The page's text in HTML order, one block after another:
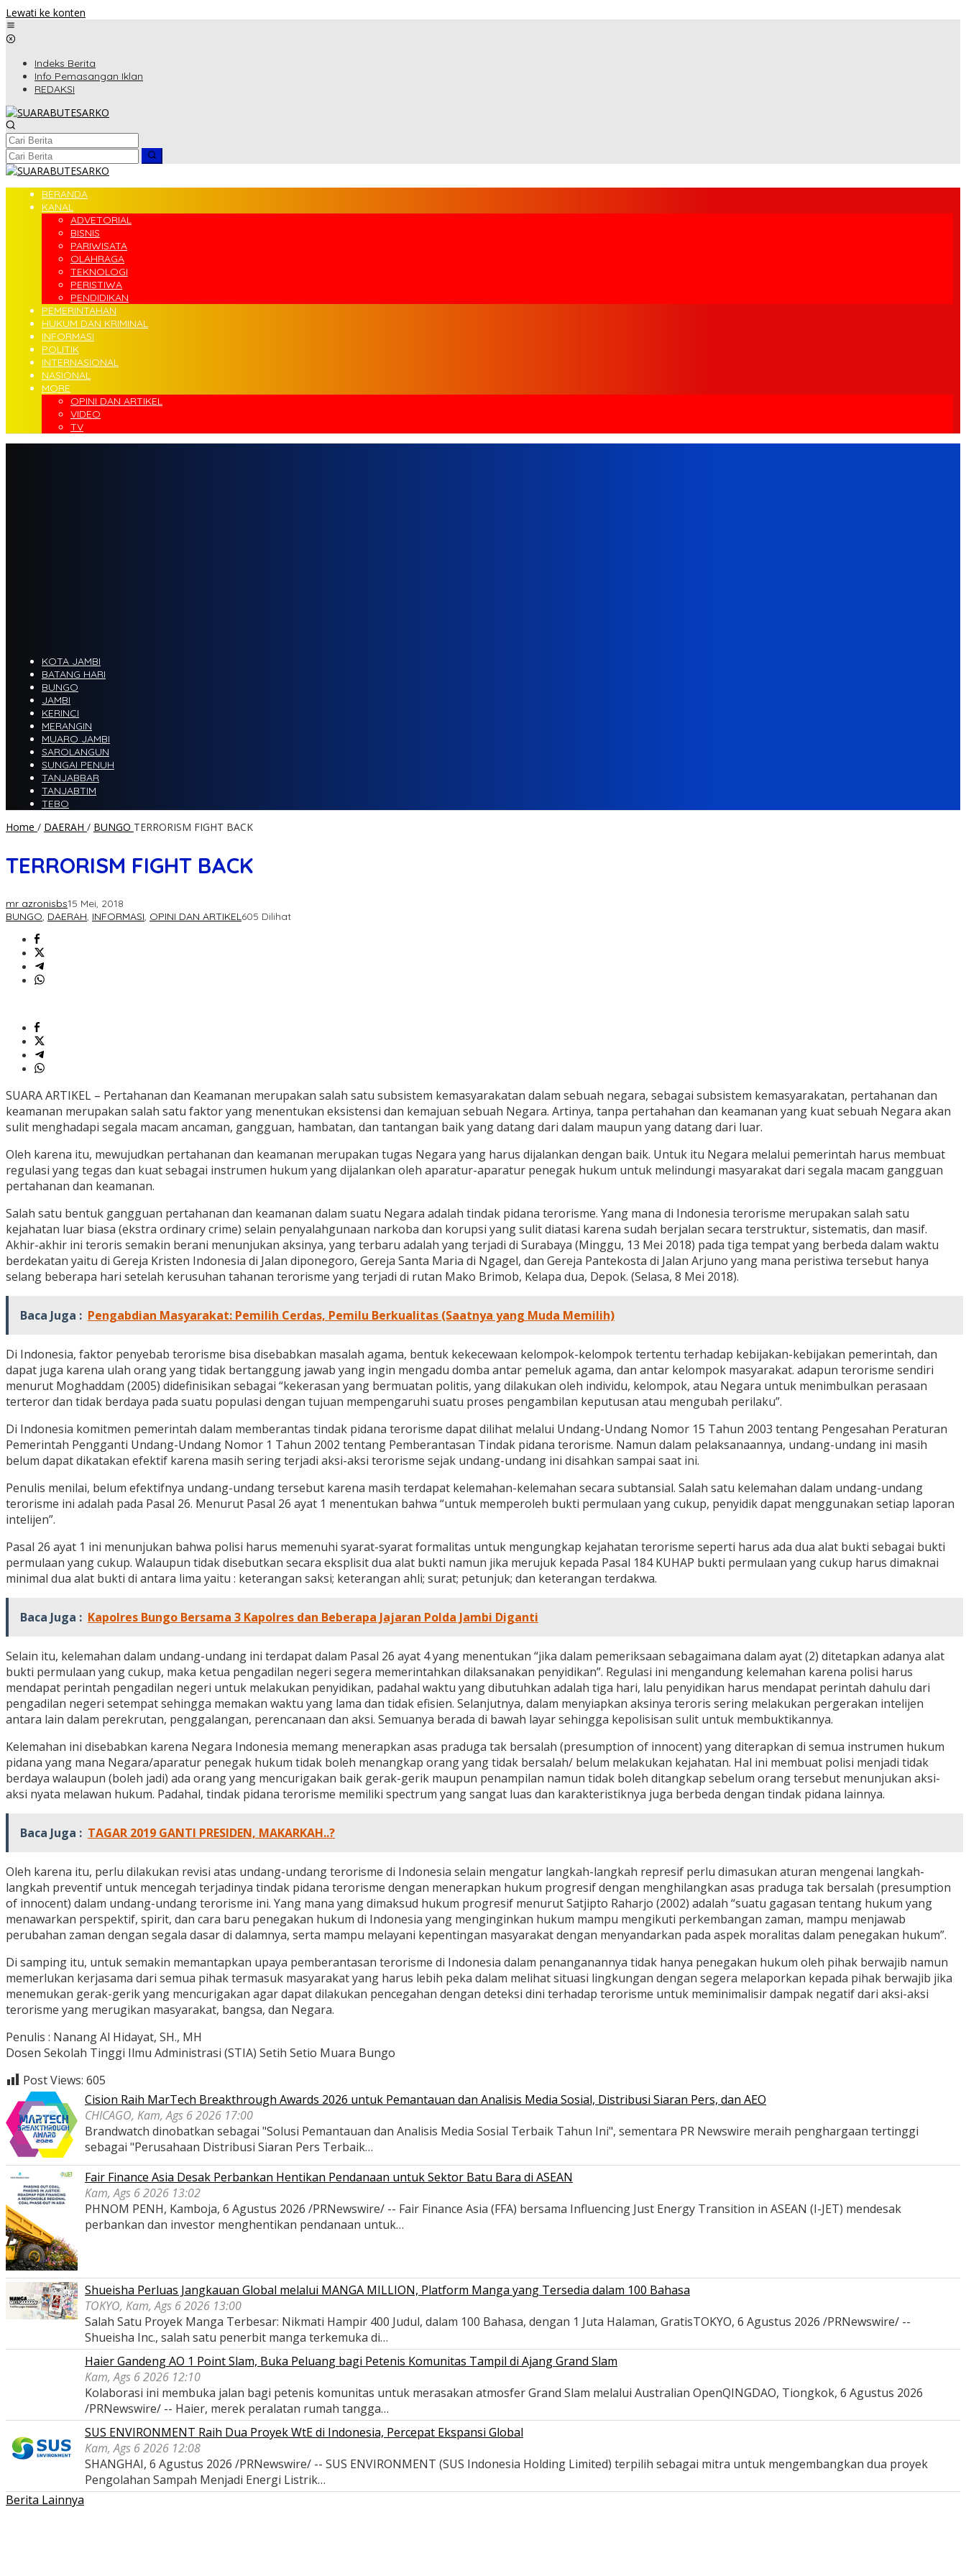
Lewati ke konten
Indeks Berita
Info Pemasangan Iklan
REDAKSI
BERANDA
KANAL
ADVETORIAL
BISNIS
PARIWISATA
OLAHRAGA
TEKNOLOGI
PERISTIWA
PENDIDIKAN
PEMERINTAHAN
HUKUM DAN KRIMINAL
INFORMASI
POLITIK
INTERNASIONAL
NASIONAL
MORE
OPINI DAN ARTIKEL
VIDEO
TV
KOTA JAMBI
BATANG HARI
BUNGO
JAMBI
KERINCI
MERANGIN
MUARO JAMBI
SAROLANGUN
SUNGAI PENUH
TANJABBAR
TANJABTIM
TEBO
Home / DAERAH / BUNGO TERRORISM FIGHT BACK
TERRORISM FIGHT BACK
mr azronisbs15 Mei, 2018
BUNGO, DAERAH, INFORMASI, OPINI DAN ARTIKEL605 Dilihat
SUARA ARTIKEL – Pertahanan dan Keamanan merupakan salah satu subsistem kemasyarakatan dalam sebuah negara, sebagai subsistem kemasyarakatan, pertahanan dan
keamanan merupakan salah satu faktor yang menentukan eksistensi dan kemajuan sebuah Negara. Artinya, tanpa pertahahan dan keamanan yang kuat sebuah Negara akan
sulit menghadapi segala macam ancaman, gangguan, hambatan, dan tantangan baik yang datang dari dalam maupun yang datang dari luar.
Oleh karena itu, mewujudkan pertahanan dan keamanan merupakan tugas Negara yang harus dijalankan dengan baik. Untuk itu Negara melalui pemerintah harus membuat
regulasi yang tegas dan kuat sebagai instrumen hukum yang dijalankan oleh aparatur-aparatur penegak hukum untuk melindungi masyarakat dari segala macam gangguan
pertahanan dan keamanan.
Salah satu bentuk gangguan pertahanan dan keamanan dalam suatu Negara adalah tindak pidana terorisme. Yang mana di Indonesia terorisme merupakan salah satu
kejahatan luar biasa (ekstra ordinary crime) selain penyalahgunaan narkoba dan korupsi yang sulit diatasi karena sudah berjalan secara terstruktur, sistematis, dan masif.
Akhir-akhir ini teroris semakin berani menunjukan aksinya, yang terbaru adalah yang terjadi di Surabaya (Minggu, 13 Mei 2018) pada tiga tempat yang berbeda dalam waktu
berdekatan yaitu di Gereja Kristen Indonesia di Jalan diponegoro, Gereja Santa Maria di Ngagel, dan Gereja Pantekosta di Jalan Arjuno yang mana peristiwa tersebut hanya
selang beberapa hari setelah kerusuhan tahanan terorisme yang terjadi di rutan Mako Brimob, Kelapa dua, Depok. (Selasa, 8 Mei 2018).
Baca Juga : Pengabdian Masyarakat: Pemilih Cerdas, Pemilu Berkualitas (Saatnya yang Muda Memilih)
Di Indonesia, faktor penyebab terorisme bisa disebabkan masalah agama, bentuk kekecewaan kelompok-kelompok tertentu terhadap kebijakan-kebijakan pemerintah, dan
dapat juga karena ulah orang yang tidak bertanggung jawab yang ingin mengadu domba antar pemeluk agama, dan antar kelompok masyarakat. adapun terorisme sendiri
menurut Moghaddam (2005) didefinisikan sebagai “kekerasan yang bermuatan politis, yang dilakukan oleh individu, kelompok, atau Negara untuk menimbulkan perasaan
terteror dan tidak berdaya pada suatu populasi dengan tujuan mempengaruhi suatu proses pengambilan keputusan atau mengubah perilaku”.
Di Indonesia komitmen pemerintah dalam memberantas tindak pidana terorisme dapat dilihat melalui Undang-Undang Nomor 15 Tahun 2003 tentang Pengesahan Peraturan
Pemerintah Pengganti Undang-Undang Nomor 1 Tahun 2002 tentang Pemberantasan Tindak pidana terorisme. Namun dalam pelaksanaannya, undang-undang ini masih
belum dapat dikatakan efektif karena masih sering terjadi aksi-aksi terorisme sejak undang-undang ini disahkan sampai saat ini.
Penulis menilai, belum efektifnya undang-undang tersebut karena masih terdapat kelemahan-kelemahan secara subtansial. Salah satu kelemahan dalam undang-undang
terorisme ini adalah pada Pasal 26. Menurut Pasal 26 ayat 1 menentukan bahwa “untuk memperoleh bukti permulaan yang cukup, penyidik dapat menggunakan setiap laporan
intelijen”.
Pasal 26 ayat 1 ini menunjukan bahwa polisi harus memenuhi syarat-syarat formalitas untuk mengungkap kejahatan terorisme seperti harus ada dua alat bukti sebagai bukti
permulaan yang cukup. Walaupun tidak disebutkan secara eksplisit dua alat bukti namun jika merujuk kepada Pasal 184 KUHAP bukti permulaan yang cukup harus dimaknai
minimal dua alat bukti di antara lima yaitu : keterangan saksi; keterangan ahli; surat; petunjuk; dan keterangan terdakwa.
Baca Juga : Kapolres Bungo Bersama 3 Kapolres dan Beberapa Jajaran Polda Jambi Diganti
Selain itu, kelemahan dalam undang-undang ini terdapat dalam Pasal 26 ayat 4 yang menentukan “jika dalam pemeriksaan sebagaimana dalam ayat (2) ditetapkan adanya alat
bukti permulaan yang cukup, maka ketua pengadilan negeri segera memerintahkan dilaksanakan penyidikan”. Regulasi ini mengandung kelemahan karena polisi harus
mendapat perintah pengadilan negeri untuk melakukan penyidikan, padahal waktu yang dibutuhkan adalah tiga hari, lalu penyidikan harus mendapat perintah dahulu dari
pengadilan negeri setempat sehingga memakan waktu yang lama dan tidak efisien. Selanjutnya, dalam menyiapkan aksinya teroris sering melakukan pergerakan intelijen
antara lain dalam perekrutan, penggalangan, perencanaan dan aksi. Semuanya berada di bawah layar sehingga kepolisisan sulit untuk membuktikannya.
Kelemahan ini disebabkan karena Negara Indonesia memang menerapkan asas praduga tak bersalah (presumption of innocent) yang diterapkan di semua instrumen hukum
pidana yang mana Negara/aparatur penegak hukum tidak boleh menangkap orang yang tidak bersalah/ belum melakukan kejahatan. Hal ini membuat polisi menjadi tidak
berdaya walaupun (boleh jadi) ada orang yang mencurigakan baik gerak-gerik maupun penampilan namun tidak boleh ditangkap sebelum orang tersebut menunjukan aksi-
aksi nyata melawan hukum. Padahal, tindak pidana terorisme memiliki spectrum yang sangat luas dan karakteristiknya juga berbeda dengan tindak pidana lainnya.
Baca Juga : TAGAR 2019 GANTI PRESIDEN, MAKARKAH..?
Oleh karena itu, perlu dilakukan revisi atas undang-undang terorisme di Indonesia selain mengatur langkah-langkah represif perlu dimasukan aturan mengenai langkah-
langkah preventif untuk mencegah terjadinya tindak pidana terorisme dengan menerapkan hukum progresif dengan menghilangkan asas praduga tak bersalah (presumption
of innocent) dalam undang-undang terorisme ini. Yang mana yang dimaksud hukum progresif menurut Satjipto Raharjo (2002) adalah “suatu gagasan tentang hukum yang
menawarkan perspektif, spirit, dan cara baru penegakan hukum di Indonesia yang menginginkan hukum mampu mengikuti perkembangan zaman, mampu menjawab
perubahan zaman dengan segala dasar di dalamnya, serta mampu melayani kepentingan masyarakat dengan menyandarkan pada aspek moralitas dalam penegakan hukum”.
Di samping itu, untuk semakin memantapkan upaya pemberantasan terorisme di Indonesia dalam penanganannya tidak hanya penegakan hukum oleh pihak berwajib namun
memerlukan kerjasama dari semua pihak termasuk masyarakat yang harus lebih peka dalam melihat situasi lingkungan dengan segera melaporkan kepada pihak berwajib jika
menemukan gerak-gerik yang mencurigakan agar dapat dilakukan pencegahan dengan deteksi dini terhadap terorisme untuk meminimalisir dampak negatif dari aksi-aksi
terorisme yang merugikan masyarakat, bangsa, dan Negara.
Penulis : Nanang Al Hidayat, SH., MH
Dosen Sekolah Tinggi Ilmu Administrasi (STIA) Setih Setio Muara Bungo
Post Views: 605
Cision Raih MarTech Breakthrough Awards 2026 untuk Pemantauan dan Analisis Media Sosial, Distribusi Siaran Pers, dan AEO
CHICAGO, Kam, Ags 6 2026 17:00
Brandwatch dinobatkan sebagai "Solusi Pemantauan dan Analisis Media Sosial Terbaik Tahun Ini", sementara PR Newswire meraih penghargaan tertinggi
sebagai "Perusahaan Distribusi Siaran Pers Terbaik…
Fair Finance Asia Desak Perbankan Hentikan Pendanaan untuk Sektor Batu Bara di ASEAN
Kam, Ags 6 2026 13:02
PHNOM PENH, Kamboja, 6 Agustus 2026 /PRNewswire/ -- Fair Finance Asia (FFA) bersama Influencing Just Energy Transition in ASEAN (I-JET) mendesak
perbankan dan investor menghentikan pendanaan untuk…
Shueisha Perluas Jangkauan Global melalui MANGA MILLION, Platform Manga yang Tersedia dalam 100 Bahasa
TOKYO, Kam, Ags 6 2026 13:00
Salah Satu Proyek Manga Terbesar: Nikmati Hampir 400 Judul, dalam 100 Bahasa, dengan 1 Juta Halaman, GratisTOKYO, 6 Agustus 2026 /PRNewswire/ --
Shueisha Inc., salah satu penerbit manga terkemuka di…
Haier Gandeng AO 1 Point Slam, Buka Peluang bagi Petenis Komunitas Tampil di Ajang Grand Slam
Kam, Ags 6 2026 12:10
Kolaborasi ini membuka jalan bagi petenis komunitas untuk merasakan atmosfer Grand Slam melalui Australian OpenQINGDAO, Tiongkok, 6 Agustus 2026
/PRNewswire/ -- Haier, merek peralatan rumah tangga…
SUS ENVIRONMENT Raih Dua Proyek WtE di Indonesia, Percepat Ekspansi Global
Kam, Ags 6 2026 12:08
SHANGHAI, 6 Agustus 2026 /PRNewswire/ -- SUS ENVIRONMENT (SUS Indonesia Holding Limited) terpilih sebagai mitra untuk mengembangkan dua proyek
Pengolahan Sampah Menjadi Energi Listrik…
Berita Lainnya